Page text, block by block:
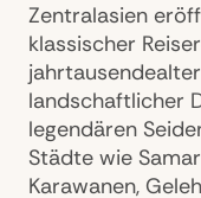
Zentralasien
klassischer
landschaftlicher
legendären
Städte wie
Karawanen,